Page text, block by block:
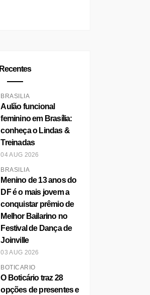
Recentes
BRASÍLIA
Aulão funcional
feminino em Brasília:
conheça o Lindas &
Treinadas
04 AUG 2026
BRASÍLIA
Menino de 13 anos do
DF é o mais jovem a
conquistar prêmio de
Melhor Bailarino no
Festival de Dança de
Joinville
03 AUG 2026
BOTICÁRIO
O Boticário traz 28
opções de presentes e